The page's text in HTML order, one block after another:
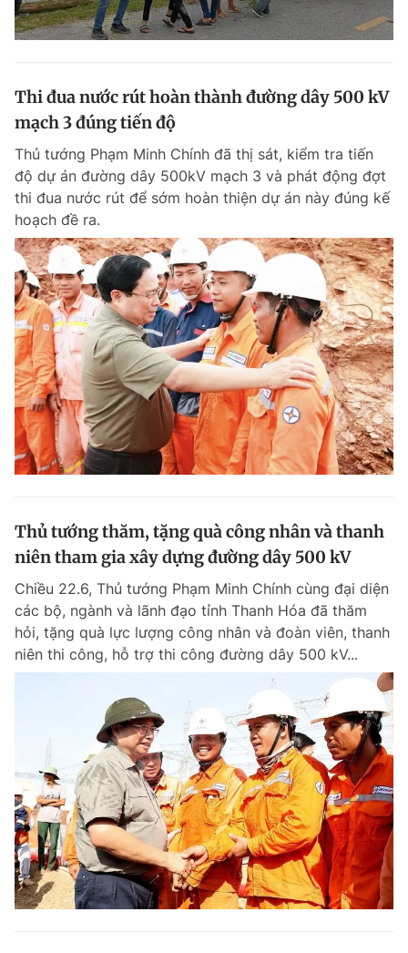
Thi đua nước rút hoàn thành đường dây 500 kV
mạch 3 đúng tiến độ
Thủ tướng Phạm Minh Chính đã thị sát, kiểm tra tiến
độ dự án đường dây 500kV mạch 3 và phát động đợt
thi đua nước rút để sớm hoàn thiện dự án này đúng kế
hoạch đề ra.
Thủ tướng thăm, tặng quà công nhân và thanh
niên tham gia xây dựng đường dây 500 kV
Chiều 22.6, Thủ tướng Phạm Minh Chính cùng đại diện
các bộ, ngành và lãnh đạo tỉnh Thanh Hóa đã thăm
hỏi, tặng quà lực lượng công nhân và đoàn viên, thanh
niên thi công, hỗ trợ thi công đường dây 500 kV...